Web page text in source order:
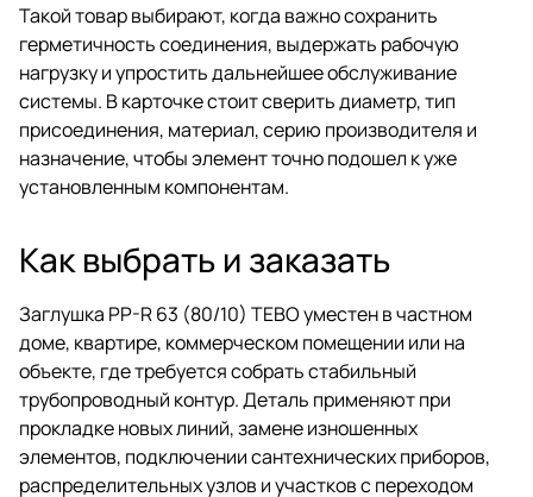
Такой товар выбирают, когда важно сохранить
герметичность соединения, выдержать рабочую
нагрузку и упростить дальнейшее обслуживание
системы. В карточке стоит сверить диаметр, тип
присоединения, материал, серию производителя и
назначение, чтобы элемент точно подошел к уже
установленным компонентам.
Как выбрать и заказать
Заглушка PP-R 63 (80/10) TEBO уместен в частном
доме, квартире, коммерческом помещении или на
объекте, где требуется собрать стабильный
трубопроводный контур. Деталь применяют при
прокладке новых линий, замене изношенных
элементов, подключении сантехнических приборов,
распределительных узлов и участков с переходом